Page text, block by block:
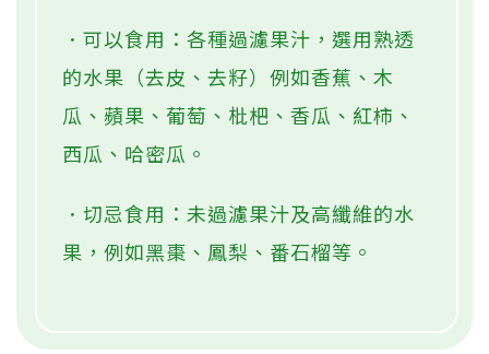
．可以食用：各種過濾果汁，選用熟透
的水果（去皮、去籽）例如香蕉、木
瓜、蘋果、葡萄、枇杷、香瓜、紅柿、
西瓜、哈密瓜。
．切忌食用：未過濾果汁及高纖維的水
果，例如黑棗、鳳梨、番石榴等。